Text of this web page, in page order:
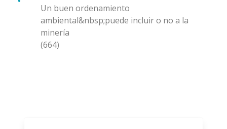
Un buen ordenamiento
ambiental&nbsp;puede incluir o no a la
minería
(664)